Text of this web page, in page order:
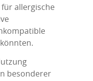
allergische
besonderer